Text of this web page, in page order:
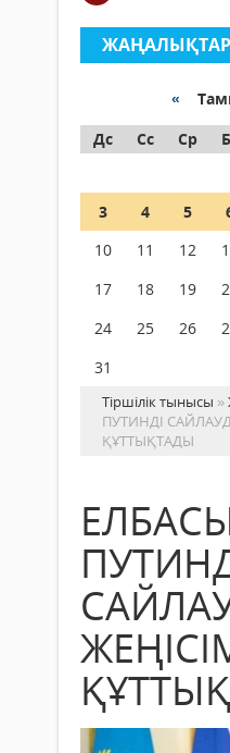
«
Дс
Сс Ср
3
4 5
10
11 12
17
18 19
24
25 26
31
Тіршілік тынысы »
ПУТИНДІ
ҚҰТТЫҚТАДЫ